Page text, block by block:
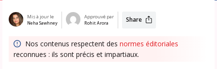
Mis à jour le
Neha Sawhney
Approuvé par
Rohit Arora Share
Nos contenus respectent des normes éditoriales
reconnues : ils sont précis et impartiaux.